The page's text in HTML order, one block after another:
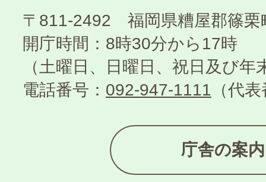
〒811-2492 福岡県糟屋郡篠栗
開庁時間：8時30分から17時
（土曜日、日曜日、祝日及び年
電話番号： 092-947-1111 （代
庁舎の案内